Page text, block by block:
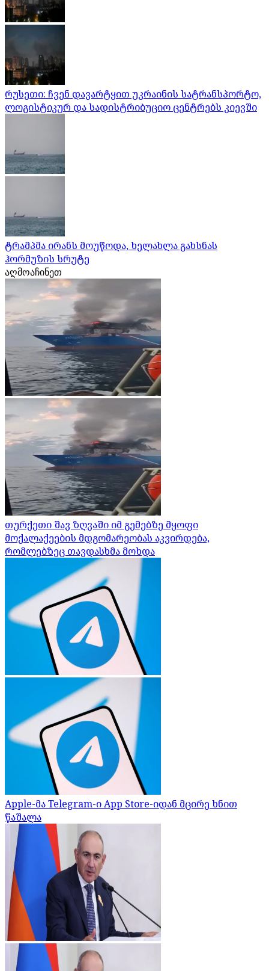
რუსეთი: ჩვენ დავარტყით უკრაინის სატრანსპორტო,
ლოგისტიკურ და სადისტრიბუციო ცენტრებს კიევში
ტრამპმა ირანს მოუწოდა, ხელახლა გახსნას
ჰორმუზის სრუტე
აღმოაჩინეთ
თურქეთი შავ ზღვაში იმ გემებზე მყოფი
მოქალაქეების მდგომარეობას აკვირდება,
რომლებზეც თავდასხმა მოხდა
Apple-მა Telegram-ი App Store-იდან მცირე ხნით
წაშალა